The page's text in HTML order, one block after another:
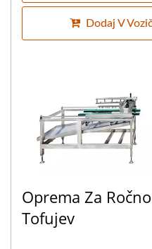
Dodaj V
Oprema Za
Tofujev